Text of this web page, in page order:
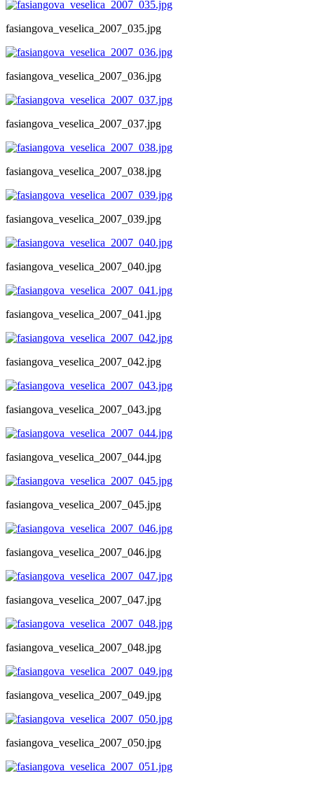
fasiangova_veselica_2007_035.jpg
fasiangova_veselica_2007_036.jpg
fasiangova_veselica_2007_037.jpg
fasiangova_veselica_2007_038.jpg
fasiangova_veselica_2007_039.jpg
fasiangova_veselica_2007_040.jpg
fasiangova_veselica_2007_041.jpg
fasiangova_veselica_2007_042.jpg
fasiangova_veselica_2007_043.jpg
fasiangova_veselica_2007_044.jpg
fasiangova_veselica_2007_045.jpg
fasiangova_veselica_2007_046.jpg
fasiangova_veselica_2007_047.jpg
fasiangova_veselica_2007_048.jpg
fasiangova_veselica_2007_049.jpg
fasiangova_veselica_2007_050.jpg